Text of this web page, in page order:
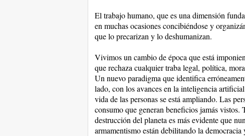
El trabajo humano, que es una dimensión
en muchas ocasiones concibiéndose y
que lo precarizan y lo deshumanizan.
Vivimos un cambio de época que está
que rechaza cualquier traba legal, política,
Un nuevo paradigma que identifica
lado, con los avances en la inteligencia
vida de las personas se está ampliando. Las
consumo que generan beneficios jamás
destrucción del planeta es más evidente que
armamentismo están debilitando la